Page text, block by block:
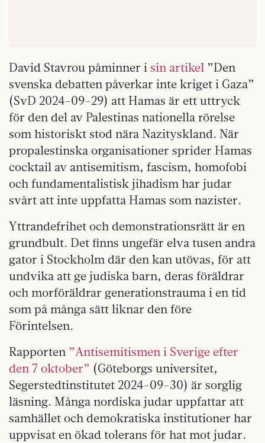
David Stavrou påminner i sin artikel ”Den
svenska debatten påverkar inte kriget i Gaza”
(SvD 2024-09-29) att Hamas är ett uttryck
för den del av Palestinas nationella rörelse
som historiskt stod nära Nazityskland. När
propalestinska organisationer sprider Hamas
cocktail av antisemitism, fascism, homofobi
och fundamentalistisk jihadism har judar
svårt att inte uppfatta Hamas som nazister.
Yttrandefrihet och demonstrationsrätt är en
grundbult. Det finns ungefär elva tusen andra
gator i Stockholm där den kan utövas, för att
undvika att ge judiska barn, deras föräldrar
och morföräldrar generationstrauma i en tid
som på många sätt liknar den före
Förintelsen.
Rapporten ”Antisemitismen i Sverige efter
den 7 oktober” (Göteborgs universitet,
Segerstedtinstitutet 2024-09-30) är sorglig
läsning. Många nordiska judar uppfattar att
samhället och demokratiska institutioner har
uppvisat en ökad tolerans för hat mot judar.